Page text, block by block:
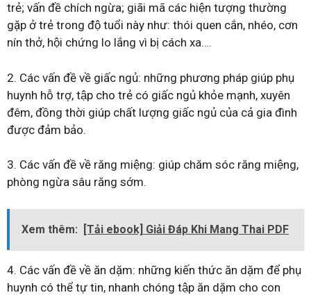
trẻ; vấn đề chích ngừa; giãi mã các hiện tượng thường
gặp ở trẻ trong độ tuổi này như: thói quen cắn, nhéo, cơn
nín thở, hội chứng lo lắng vì bị cách xa….
2. Các vấn đề về giấc ngủ: những phương pháp giúp phụ
huynh hỗ trợ, tập cho trẻ có giấc ngủ khỏe mạnh, xuyên
đêm, đồng thời giúp chất lượng giấc ngủ của cả gia đình
được đảm bảo.
3. Các vấn đề về răng miệng: giúp chăm sóc răng miệng,
phòng ngừa sâu răng sớm.
Xem thêm: [Tải ebook] Giải Đáp Khi Mang Thai PDF
4. Các vấn đề về ăn dặm: những kiến thức ăn dặm để phụ
huynh có thể tự tin, nhanh chóng tập ăn dặm cho con